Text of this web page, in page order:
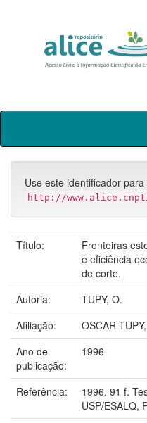
Skip
Use este identificador
http://
Título:
Fronteiras
e eficiência
de corte.
Autoria:
TUPY, O.
Afiliação:
OSCAR
Ano de
publicação:
1996
Referência:
1996. 91 f.
USP/ESALQ,